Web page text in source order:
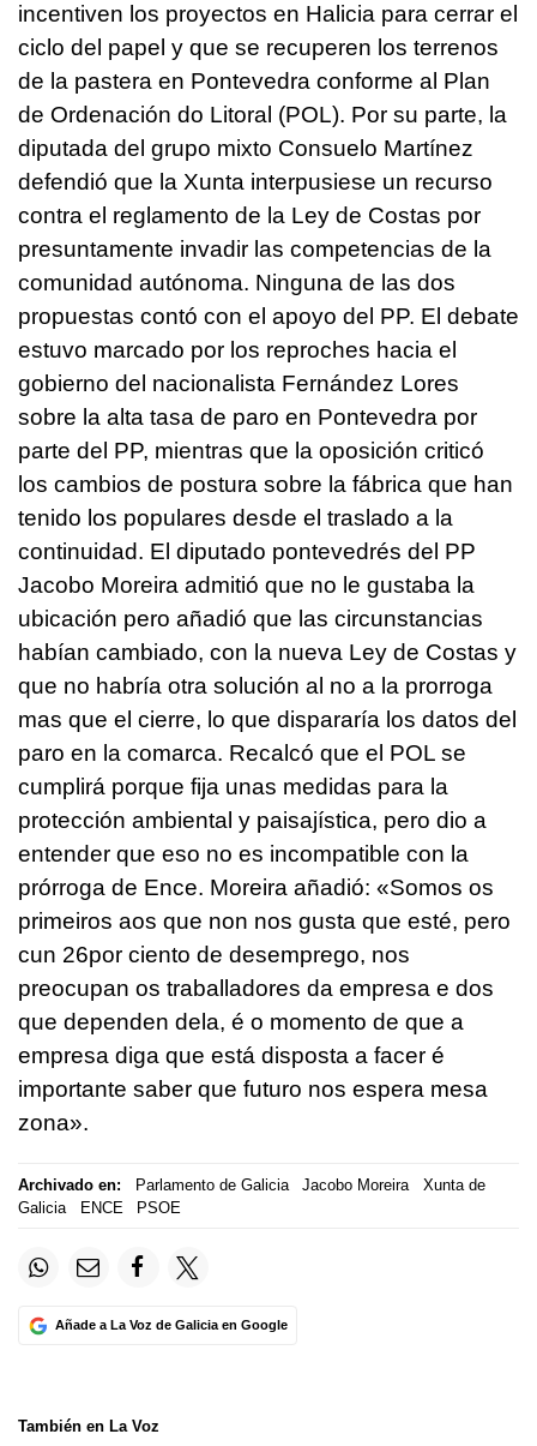
incentiven los proyectos en Halicia para cerrar el
ciclo del papel y que se recuperen los terrenos
de la pastera en Pontevedra conforme al Plan
de Ordenación do Litoral (POL). Por su parte, la
diputada del grupo mixto Consuelo Martínez
defendió que la Xunta interpusiese un recurso
contra el reglamento de la Ley de Costas por
presuntamente invadir las competencias de la
comunidad autónoma. Ninguna de las dos
propuestas contó con el apoyo del PP. El debate
estuvo marcado por los reproches hacia el
gobierno del nacionalista Fernández Lores
sobre la alta tasa de paro en Pontevedra por
parte del PP, mientras que la oposición criticó
los cambios de postura sobre la fábrica que han
tenido los populares desde el traslado a la
continuidad. El diputado pontevedrés del PP
Jacobo Moreira admitió que no le gustaba la
ubicación pero añadió que las circunstancias
habían cambiado, con la nueva Ley de Costas y
que no habría otra solución al no a la prorroga
mas que el cierre, lo que dispararía los datos del
paro en la comarca. Recalcó que el POL se
cumplirá porque fija unas medidas para la
protección ambiental y paisajística, pero dio a
entender que eso no es incompatible con la
prórroga de Ence. Moreira añadió: «Somos os
primeiros aos que non nos gusta que esté, pero
cun 26por ciento de desemprego, nos
preocupan os traballadores da empresa e dos
que dependen dela, é o momento de que a
empresa diga que está disposta a facer é
importante saber que futuro nos espera mesa
zona».
Archivado en: Parlamento de Galicia Jacobo Moreira
Xunta de
Galicia
ENCE PSOE
Añade a La Voz de Galicia en Google
También en La Voz